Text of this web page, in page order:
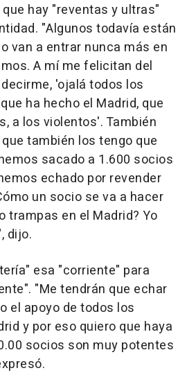
hay "reventas y ultras"
"Algunos todavía están
van a entrar nunca más en
A mí me felicitan del
'ojalá todos los
ha hecho el Madrid, que
a los violentos'. También
también los tengo que
sacado a 1.600 socios
echado por revender
un socio se va a hacer
trampas en el Madrid? Yo
dijo.
esa "corriente" para
"Me tendrán que echar
el apoyo de todos los
y por eso quiero que haya
socios son muy potentes